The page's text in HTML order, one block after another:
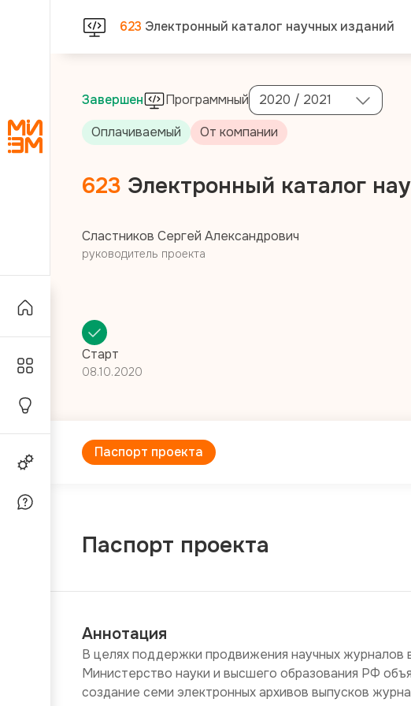
623 Электронный каталог научных изданий
Завершен Программный
2020 / 2021
Оплачиваемый
От компании
623 Электронный каталог
Сластников Сергей Александрович
руководитель проекта
Старт
08.10.2020
Паспорт проекта
Паспорт проекта
Аннотация
В целях поддержки продвижения научных журналов
Министерство науки и высшего образования РФ
создание семи электронных архивов выпусков